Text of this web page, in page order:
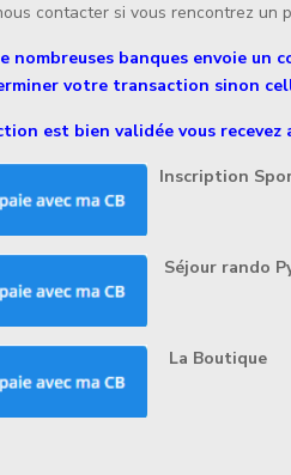
contacter si vous rencontrez un
nombreuses banques envoie un
votre transaction sinon
est bien validée vous
Inscription
Séjour rando
La Boutique